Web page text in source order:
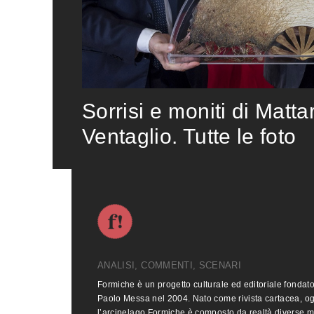
Sorrisi e moniti di
Ventaglio. Tutte le foto
ANALISI, COMMENTI, SCENARI
Formiche è un progetto culturale ed editoriale
Paolo Messa nel 2004. Nato come rivista cartacea,